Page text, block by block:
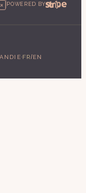
POWERED BY
·FR/EN